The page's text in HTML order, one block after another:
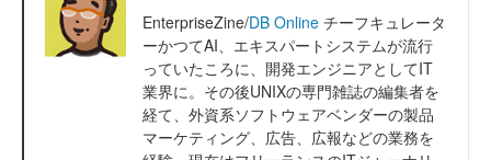
EnterpriseZine/DB Online チーフキュレータ
ーかつてAI、エキスパートシステムが流行
っていたころに、開発エンジニアとしてIT
業界に。その後UNIXの専門雑誌の編集者を
経て、外資系ソフトウェアベンダーの製品
マーケティング、広告、広報などの業務を